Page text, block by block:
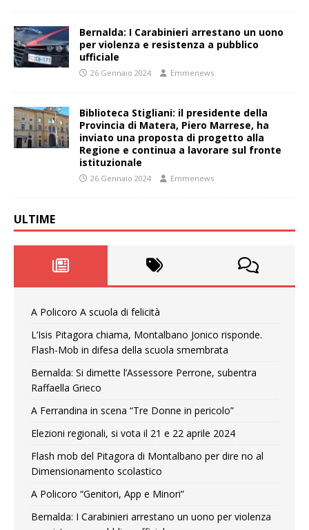
Bernalda: I Carabinieri arrestano un uono
per violenza e resistenza a pubblico
ufficiale
26 Gennaio 2024 Emmenews
Biblioteca Stigliani: il presidente della
Provincia di Matera, Piero Marrese, ha
inviato una proposta di progetto alla
Regione e continua a lavorare sul fronte
istituzionale
26 Gennaio 2024 Emmenews
ULTIME
A Policoro A scuola di felicità
L’Isis Pitagora chiama, Montalbano Jonico risponde.
Flash-Mob in difesa della scuola smembrata
Bernalda: Si dimette l’Assessore Perrone, subentra
Raffaella Grieco
A Ferrandina in scena “Tre Donne in pericolo”
Elezioni regionali, si vota il 21 e 22 aprile 2024
Flash mob del Pitagora di Montalbano per dire no al
Dimensionamento scolastico
A Policoro “Genitori, App e Minori”
Bernalda: I Carabinieri arrestano un uono per violenza